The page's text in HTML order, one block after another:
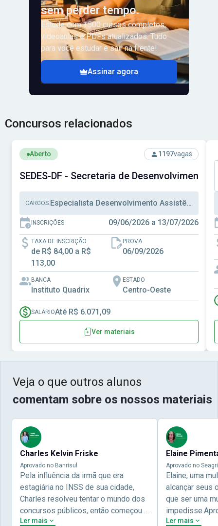
sem perder tempo.
Estude com +500 cursos completos,
videoaulas e PDFs atualizados. Tudo
para você estudar e sair na frente!
Assinar agora
Concursos relacionados
Ver concurso: SEDES-DF - Secretaria de
Aberto 1197vagas
SEDES-DF - Secretaria de Desenvolvimento
CARGOS: Especialista Desenvolvimento Assistência Social, Técnico Desenvolvimento Assistência Social, Técnico Administrativo
INSCRIÇÕES 09/06/2026 a 13/07/2026
TAXA DE INSCRIÇÃO
de R$ 84,00 a R$
113,00
PROVA
06/09/2026
BANCA
Instituto Quadrix
ESTADO
Centro-Oeste
SALÁRIOAté R$ 6.071,09
Ver materiais
Veja o que outros alunos
comentam sobre os nossos materiais
Charles Kelvin Friske
Aprovado no Banrisul
Pela influência da irmã que era
estagiária no INSS de sua cidade,
Charles resolveu tentar o mundo dos
concursos públicos, então começou a
estudar com contéudo gratuito que a
Ler mais
Elaine
Aprovado no
Elaine, uma
alcançar seus
que ser uma
concursos
Ler mais